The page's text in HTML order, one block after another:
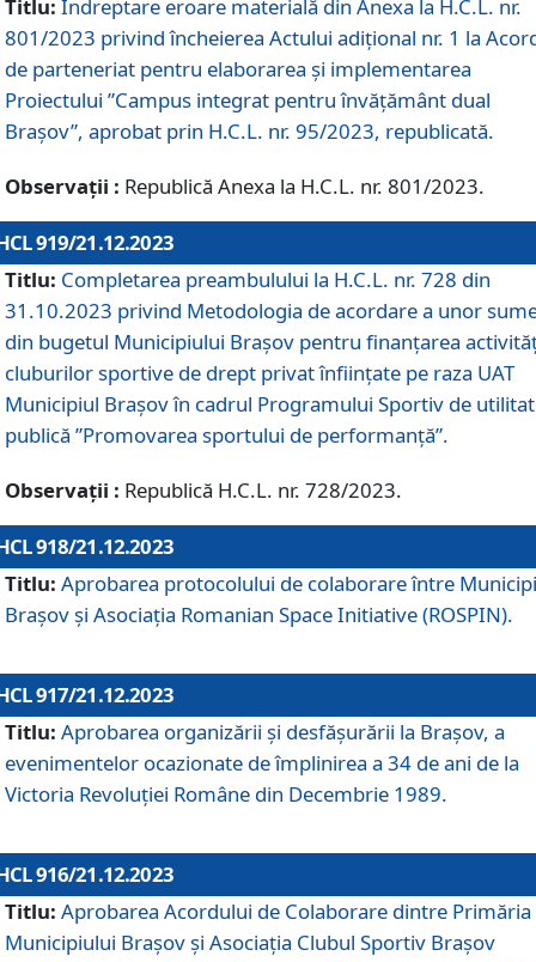
Titlu: Îndreptare eroare materială din Anexa la H.C.L. nr.
801/2023 privind încheierea Actului adițional nr. 1 la
de parteneriat pentru elaborarea și implementarea
Proiectului ”Campus integrat pentru învățământ dual
Brașov”, aprobat prin H.C.L. nr. 95/2023, republicată.
Observații : Republică Anexa la H.C.L. nr. 801/2023.
919/21.12.2023
Titlu: Completarea preambulului la H.C.L. nr. 728 din
31.10.2023 privind Metodologia de acordare a unor
din bugetul Municipiului Brașov pentru finanțarea
cluburilor sportive de drept privat înființate pe raza UAT
Municipiul Brașov în cadrul Programului Sportiv de
publică ”Promovarea sportului de performanță”.
Observații : Republică H.C.L. nr. 728/2023.
918/21.12.2023
Titlu: Aprobarea protocolului de colaborare între
Brașov și Asociația Romanian Space Initiative (ROSPIN).
917/21.12.2023
Titlu: Aprobarea organizării şi desfăşurării la Braşov, a
evenimentelor ocazionate de împlinirea a 34 de ani de la
Victoria Revoluţiei Române din Decembrie 1989.
916/21.12.2023
Titlu: Aprobarea Acordului de Colaborare dintre Primăria
Municipiului Brașov și Asociația Clubul Sportiv Brașov